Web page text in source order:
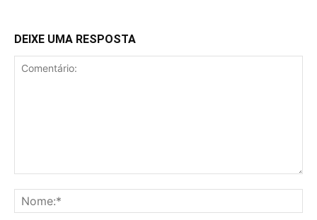
DEIXE UMA RESPOSTA